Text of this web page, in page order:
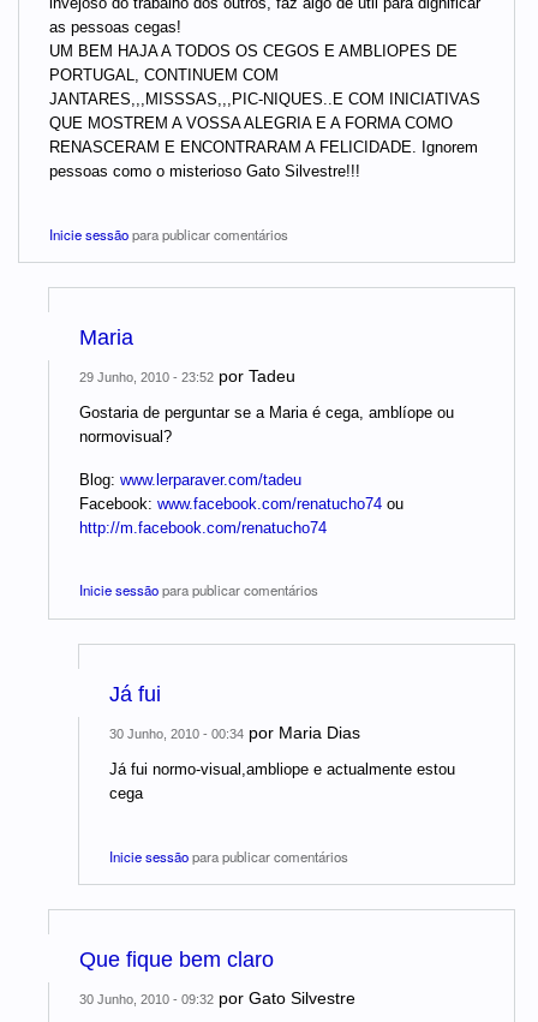
as pessoas cegas!
UM BEM HAJA A TODOS OS CEGOS E AMBLIOPES DE
PORTUGAL, CONTINUEM COM
JANTARES,,,MISSSAS,,,PIC-NIQUES..E COM INICIATIVAS
QUE MOSTREM A VOSSA ALEGRIA E A FORMA COMO
RENASCERAM E ENCONTRARAM A FELICIDADE. Ignorem
pessoas como o misterioso Gato Silvestre!!!
Inicie sessãopara publicar comentários
Maria
29 Junho, 2010 - 23:52 por Tadeu
Gostaria de perguntar se a Maria é cega, amblíope ou
normovisual?
Blog: www.lerparaver.com/tadeu
Facebook: www.facebook.com/renatucho74 ou
http://m.facebook.com/renatucho74
Inicie sessãopara publicar comentários
Já fui
30 Junho, 2010 - 00:34 por Maria Dias
Já fui normo-visual,ambliope e actualmente estou
cega
Inicie sessãopara publicar comentários
Que fique bem claro
30 Junho, 2010 - 09:32 por Gato Silvestre